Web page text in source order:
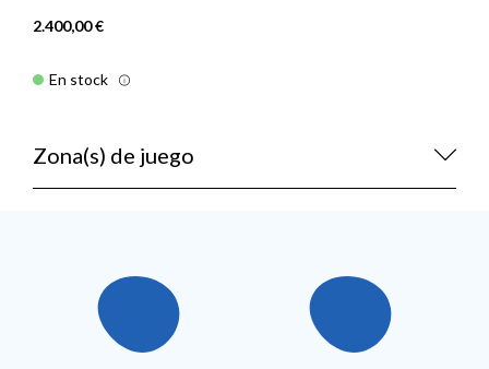
2.400,00 €
En stock
Zona(s) de juego